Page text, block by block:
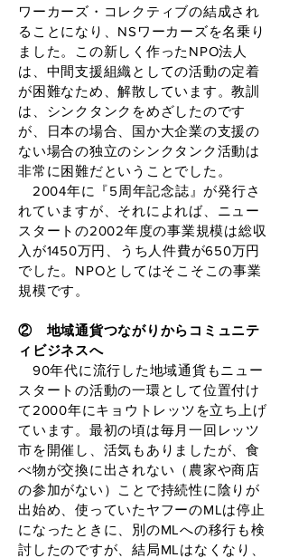
ワーカーズ・コレクティブの結成され
ることになり、NSワーカーズを名乗り
ました。この新しく作ったNPO法人
は、中間支援組織としての活動の定着
が困難なため、解散しています。教訓
は、シンクタンクをめざしたのです
が、日本の場合、国か大企業の支援の
ない場合の独立のシンクタンク活動は
非常に困難だということでした。
2004年に『5周年記念誌』が発行さ
れていますが、それによれば、ニュー
スタートの2002年度の事業規模は総収
入が1450万円、うち人件費が650万円
でした。NPOとしてはそこそこの事業
規模です。
② 地域通貨つながりからコミュニテ
ィビジネスへ
90年代に流行した地域通貨もニュー
スタートの活動の一環として位置付け
て2000年にキョウトレッツを立ち上げ
ています。最初の頃は毎月一回レッツ
市を開催し、活気もありましたが、食
べ物が交換に出されない（農家や商店
の参加がない）ことで持続性に陰りが
出始め、使っていたヤフーのMLは停止
になったときに、別のMLへの移行も検
討したのですが、結局MLはなくなり、